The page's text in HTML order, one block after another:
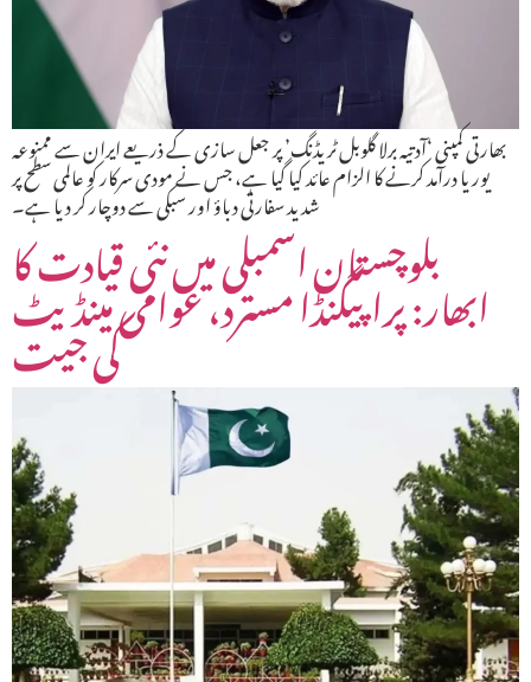
بھارتی کمپنی ‘آدتیہ برلا گلوبل ٹریڈنگ’ پر جعل سازی کے ذریعے ایران سے ممنوعہ
یوریا درآمد کرنے کا الزام عائد کیا گیا ہے، جس نے مودی سرکار کو عالمی سطح پر
شدید سفارتی دباؤ اور سبکی سے دوچار کر دیا ہے۔
بلوچستان اسمبلی میں نئی قیادت کا
ابھار: پراپیگنڈا مسترد، عوامی مینڈیٹ
کی جیت